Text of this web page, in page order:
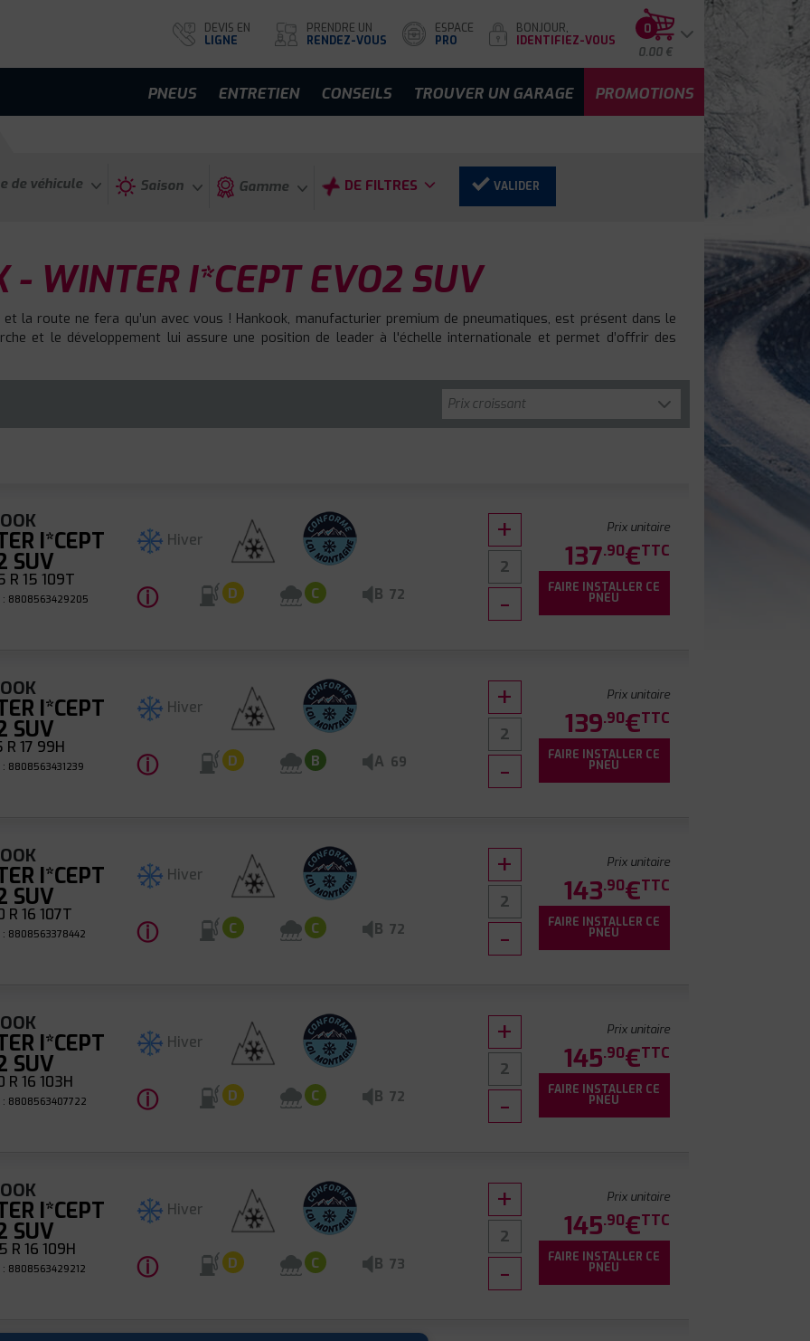
DEVIS EN
LIGNE
PRENDRE UN
RENDEZ-VOUS
ESPACE
PRO
BONJOUR,
IDENTIFIEZ-VOUS
0
0.00 €
PNEUS ENTRETIEN CONSEILS TROUVER UN GARAGE PROMOTIONS
de véhicule Saison Gamme DE FILTRES VALIDER
- WINTER I*CEPT EVO2 SUV
la route ne fera qu’un avec vous ! Hankook, manufacturier premium de pneumatiques, est présent dans le
et le développement lui assure une position de leader à l'échelle internationale et permet d’offrir des
I*CEPT
SUV
R 15 109T
: 8808563429205
Hiver
ⓘ D C B 72
Prix unitaire
137.90€TTC
FAIRE INSTALLER CE
PNEU
I*CEPT
SUV
17 99H
: 8808563431239
Hiver
ⓘ D B A 69
Prix unitaire
139.90€TTC
FAIRE INSTALLER CE
PNEU
I*CEPT
SUV
16 107T
: 8808563378442
Hiver
ⓘ C C B 72
Prix unitaire
143.90€TTC
FAIRE INSTALLER CE
PNEU
I*CEPT
SUV
16 103H
: 8808563407722
Hiver
ⓘ D C B 72
Prix unitaire
145.90€TTC
FAIRE INSTALLER CE
PNEU
I*CEPT
SUV
R 16 109H
: 8808563429212
Hiver
ⓘ D C B 73
Prix unitaire
145.90€TTC
FAIRE INSTALLER CE
PNEU